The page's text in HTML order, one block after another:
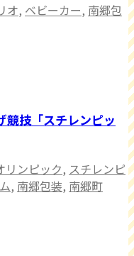
オ, ベビーカー, 南郷包
競技「スチレンピッ
リンピック, スチレンピ
, 南郷包装, 南郷町